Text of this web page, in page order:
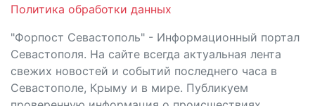
Политика обработки данных
"Форпост Севастополь" - Информационный портал
Севастополя. На сайте всегда актуальная лента
свежих новостей и событий последнего часа в
Севастополе, Крыму и в мире. Публикуем